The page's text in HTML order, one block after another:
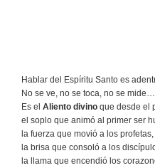
Hablar del Espíritu Santo es
No se ve, no se toca, no se
Es el Aliento divino que desde el
el soplo que animó al primer ser
la fuerza que movió a los profetas,
la brisa que consoló a los
la llama que encendió los